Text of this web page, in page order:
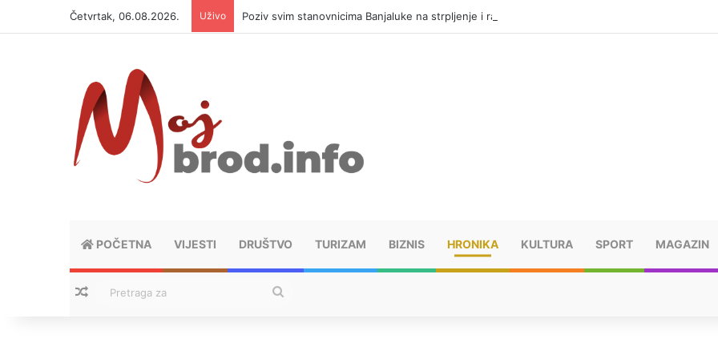
Četvrtak, 06.08.2026. Uživo Poziv svim stanovnicima Banjaluke na strpljenje i racionalnu potrošnju vode
POČETNA VIJESTI DRUŠTVO TURIZAM BIZNIS HRONIKA KULTURA SPORT MAGAZIN
Nasumični tekstovi